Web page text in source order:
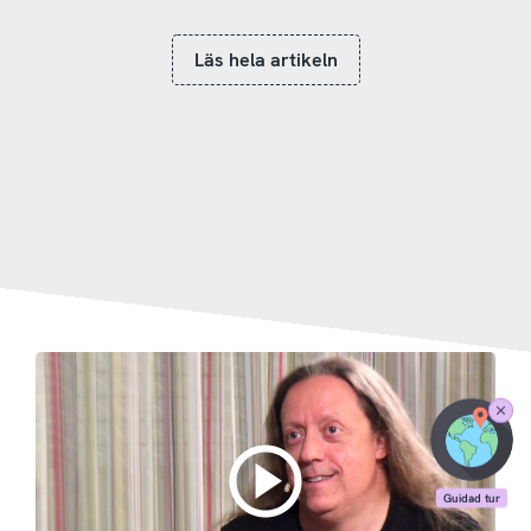
Läs hela artikeln
Stäng
Guidad
tur